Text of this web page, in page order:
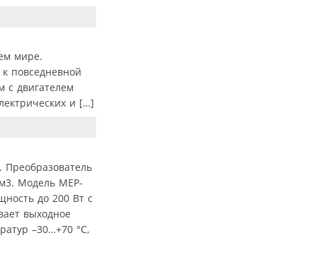
мире.
повседневной
с двигателем
и […]
Модель MEP-
до 200 Вт с
выходное
–30…+70 °C,